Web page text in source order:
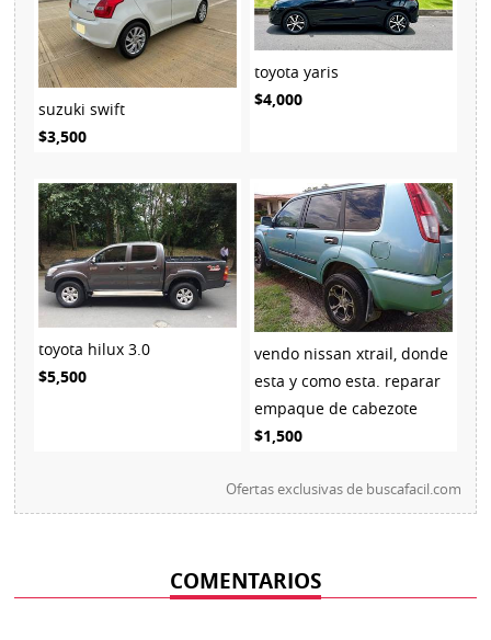
suzuki swift
$3,500
toyota yaris
$4,000
toyota hilux 3.0
$5,500
vendo nissan xtrail, donde
esta y como esta. reparar
empaque de cabezote
$1,500
Ofertas exclusivas de buscafacil.com
COMENTARIOS